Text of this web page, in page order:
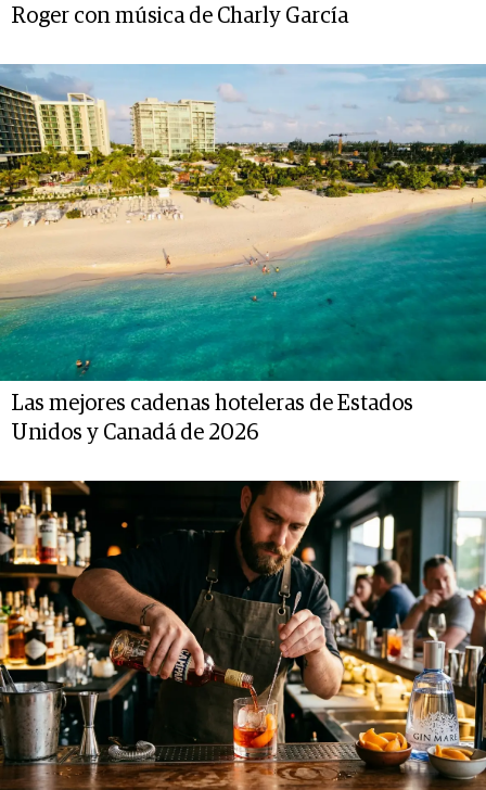
Roger con música de Charly García
Las mejores cadenas hoteleras de Estados
Unidos y Canadá de 2026